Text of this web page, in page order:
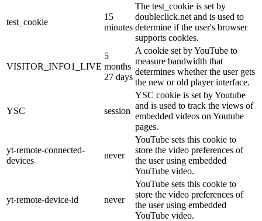
test_cookie
15
minutes
The test_cookie is set by
doubleclick.net and is used to
determine if the user's browser
supports cookies.
VISITOR_INFO1_LIVE
5
months
27 days
A cookie set by YouTube to
measure bandwidth that
determines whether the user gets
the new or old player interface.
YSC session
YSC cookie is set by Youtube
and is used to track the views of
embedded videos on Youtube
pages.
yt-remote-connected-
devices
never
YouTube sets this cookie to
store the video preferences of
the user using embedded
YouTube video.
yt-remote-device-id never
YouTube sets this cookie to
store the video preferences of
the user using embedded
YouTube video.